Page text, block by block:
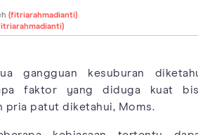
(fitriarahmadianti)
gangguan kesuburan
faktor yang diduga kuat
pria patut diketahui, Moms.